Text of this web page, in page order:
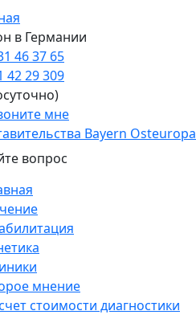
в Германии
46 37 65
42 29 309
мне
Bayern
вопрос
navigation
мнение
стоимости диагностики